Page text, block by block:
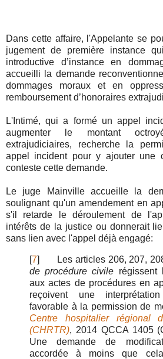
Dans cette affaire, l'Appelante se
jugement de première instance
introductive d’instance en
accueilli la demande
dommages moraux et en
remboursement d’honoraires
L'Intimé, qui a formé un appel
augmenter le montant
extrajudiciaires, recherche la
appel incident pour y ajouter une
conteste cette demande.
Le juge Mainville accueille la
soulignant qu'un amendement en
s'il retarde le déroulement de
intérêts de la justice ou donnerait
sans lien avec l'appel déjà engagé:
[7] Les articles 206, 207,
de procédure civile régissent
aux actes de procédures en
reçoivent une
favorable à la permission de
Centre hospitalier régional
(CHRTR), 2014 QCCA 1405
Une demande de
accordée à moins que